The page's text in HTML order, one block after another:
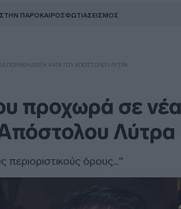
ΠΑΡΟΚΑΙΡΟΣΦΩΤΙΑΣΕΙΣΜΟΣ
ΠΟΙΝΙΚΉ ΔΊΩΞΗ ΚΑΤΆ ΤΟΥ ΑΠΌΣΤΟΛΟΥ ΛΎΤΡΑ
προχωρά σε νέα
Απόστολου Λύτρα
περιοριστικούς όρους..."